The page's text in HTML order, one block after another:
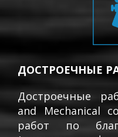
ДОСТРОЕЧНЫЕ
Достроечные
and Mechanical
работ по